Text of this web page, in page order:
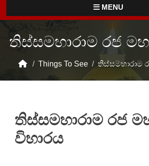
MENU
තිස්සමහාරාම රජ
/ Things To See / තිස්සමහාරාම
තිස්සමහාරාම රජ
විහාරය